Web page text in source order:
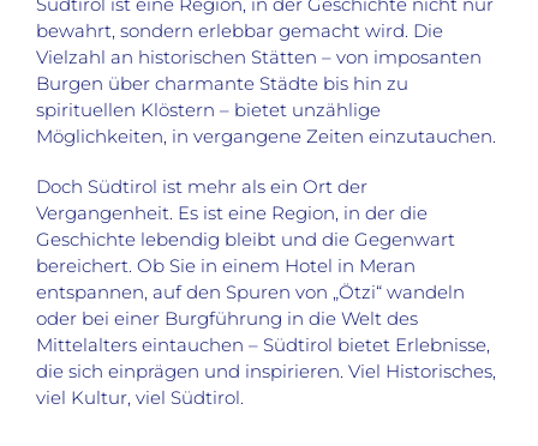
Südtirol ist eine Region, in der Geschichte nicht nur
bewahrt, sondern erlebbar gemacht wird. Die
Vielzahl an historischen Stätten – von imposanten
Burgen über charmante Städte bis hin zu
spirituellen Klöstern – bietet unzählige
Möglichkeiten, in vergangene Zeiten einzutauchen.
Doch Südtirol ist mehr als ein Ort der
Vergangenheit. Es ist eine Region, in der die
Geschichte lebendig bleibt und die Gegenwart
bereichert. Ob Sie in einem Hotel in Meran
entspannen, auf den Spuren von „Ötzi“ wandeln
oder bei einer Burgführung in die Welt des
Mittelalters eintauchen – Südtirol bietet Erlebnisse,
die sich einprägen und inspirieren. Viel Historisches,
viel Kultur, viel Südtirol.